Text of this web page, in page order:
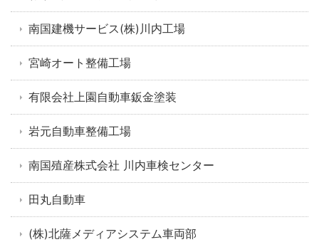
南国建機サービス(株)川内工場
宮崎オート整備工場
有限会社上園自動車鈑金塗装
岩元自動車整備工場
南国殖産株式会社 川内車検センター
田丸自動車
(株)北薩メディアシステム車両部